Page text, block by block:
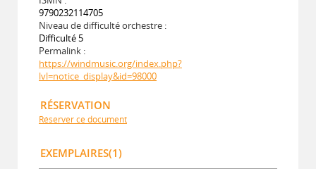
9790232114705
Niveau de difficulté orchestre :
Difficulté 5
Permalink :
https://windmusic.org/index.php?
lvl=notice_display&id=98000
RÉSERVATION
Réserver ce document
EXEMPLAIRES(1)